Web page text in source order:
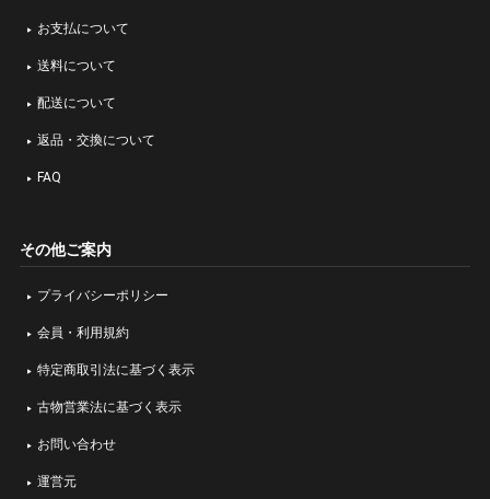
お支払について
送料について
配送について
返品・交換について
FAQ
その他ご案内
プライバシーポリシー
会員・利用規約
特定商取引法に基づく表示
古物営業法に基づく表示
お問い合わせ
運営元